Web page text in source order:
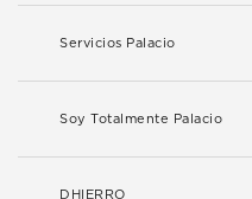
Servicios Palacio
Soy Totalmente Palacio
DHIERRO